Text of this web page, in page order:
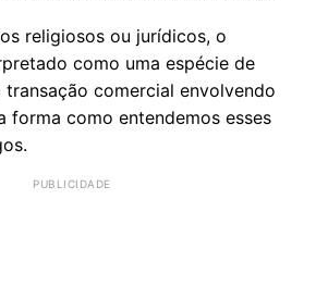
religiosos ou jurídicos, o
como uma espécie de
transação comercial envolvendo
forma como entendemos esses